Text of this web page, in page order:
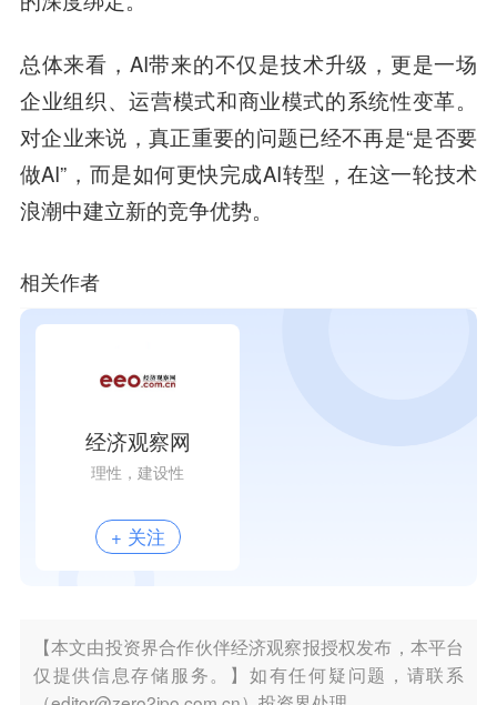
总体来看，AI带来的不仅是技术升级，更是一场
企业组织、运营模式和商业模式的系统性变革。
对企业来说，真正重要的问题已经不再是“是否要
做AI”，而是如何更快完成AI转型，在这一轮技术
浪潮中建立新的竞争优势。
相关作者
经济观察网
理性，建设性
+ 关注
【本文由投资界合作伙伴经济观察报授权发布，本平台
仅提供信息存储服务。】如有任何疑问题，请联系